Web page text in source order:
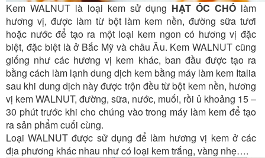
Kem WALNUT là loại kem sử dụng HẠT ÓC CHÓ làm
hương vị, được làm từ bột làm kem nền, đường sữa tươi
hoặc nước để tạo ra một loại kem ngon có hương vị đặc
biệt, đặc biệt là ở Bắc Mỹ và châu Âu. Kem WALNUT cũng
giống như các hương vị kem khác, ban đầu được tạo ra
bằng cách làm lạnh dung dịch kem bằng máy làm kem Italia
sau khi dung dịch này được trộn đều từ bột kem nền, hương
vị kem WALNUT, đường, sữa, nước, muối, rồi ủ khoảng 15 –
30 phút trước khi cho chúng vào trong máy làm kem để tạo
ra sản phẩm cuối cùng.
Loại WALNUT được sử dụng để làm hương vị kem ở các
địa phương khác nhau như có loại kem trắng, vàng nhẹ….